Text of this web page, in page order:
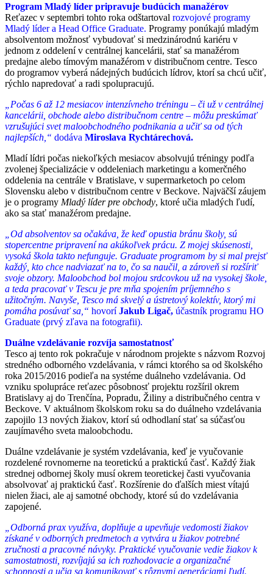
Program Mladý líder pripravuje budúcich manažérov
Reťazec v septembri tohto roka odštartoval rozvojové programy
Mladý líder a Head Office Graduate. Programy ponúkajú mladým
absolventom možnosť vybudovať si medzinárodnú kariéru v
jednom z oddelení v centrálnej kancelárii, stať sa manažérom
predajne alebo tímovým manažérom v distribučnom centre. Tesco
do programov vyberá nádejných budúcich lídrov, ktorí sa chcú učiť,
rýchlo napredovať a radi spolupracujú.
„Počas 6 až 12 mesiacov intenzívneho tréningu – či už v centrálnej
kancelárii, obchode alebo distribučnom centre – môžu preskúmať
vzrušujúci svet maloobchodného podnikania a učiť sa od tých
najlepších,“ dodáva Miroslava Rychtárechová.
Mladí lídri počas niekoľkých mesiacov absolvujú tréningy podľa
zvolenej špecializácie v oddeleniach marketingu a komerčného
oddelenia na centrále v Bratislave, v supermarketoch po celom
Slovensku alebo v distribučnom centre v Beckove. Najväčší záujem
je o programy Mladý líder pre obchody, ktoré učia mladých ľudí,
ako sa stať manažérom predajne.
„Od absolventov sa očakáva, že keď opustia bránu školy, sú
stopercentne pripravení na akúkoľvek prácu. Z mojej skúsenosti,
vysoká škola takto nefunguje. Graduate programom by si mal prejsť
každý, kto chce nadviazať na to, čo sa naučil, a zároveň si rozšíriť
svoje obzory. Maloobchod bol mojou srdcovkou už na vysokej škole,
a teda pracovať v Tescu je pre mňa spojením príjemného s
užitočným. Navyše, Tesco má skvelý a ústretový kolektív, ktorý mi
pomáha posúvať sa,“ hovoríJakub Ligač, účastník programu HO
Graduate (prvý zľava na fotografii).
Duálne vzdelávanie rozvíja samostatnosť
Tesco aj tento rok pokračuje v národnom projekte s názvom Rozvoj
stredného odborného vzdelávania, v rámci ktorého sa od školského
roka 2015/2016 podieľa na systéme duálneho vzdelávania. Od
vzniku spolupráce reťazec pôsobnosť projektu rozšíril okrem
Bratislavy aj do Trenčína, Popradu, Žiliny a distribučného centra v
Beckove. V aktuálnom školskom roku sa do duálneho vzdelávania
zapojilo 13 nových žiakov, ktorí sú odhodlaní stať sa súčasťou
zaujímavého sveta maloobchodu.
Duálne vzdelávanie je systém vzdelávania, keď je vyučovanie
rozdelené rovnomerne na teoretickú a praktickú časť. Každý žiak
strednej odbornej školy musí okrem teoretickej časti vyučovania
absolvovať aj praktickú časť. Rozšírenie do ďalších miest vítajú
nielen žiaci, ale aj samotné obchody, ktoré sú do vzdelávania
zapojené.
„Odborná prax využíva, doplňuje a upevňuje vedomosti žiakov
získané v odborných predmetoch a vytvára u žiakov potrebné
zručnosti a pracovné návyky. Praktické vyučovanie vedie žiakov k
samostatnosti, rozvíjajú sa ich rozhodovacie a organizačné
schopnosti a učia sa komunikovať s rôznymi generáciami ľudí.